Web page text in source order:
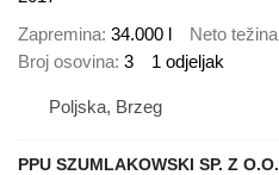
Zapremina 34.000 l Neto težina
Broj osovina 3 1 odjeljak
Poljska, Brzeg
PPU SZUMLAKOWSKI SP. Z O.O.